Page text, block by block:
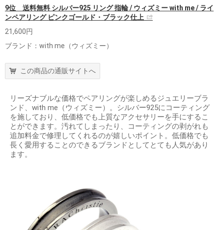
9位 送料無料 シルバー925 リング 指輪 / ウィズミー with me / ライ
ンペアリング ピンクゴールド・ブラック仕上
21,600円
ブランド：with me（ウィズミー）
この商品の通販サイトへ
リーズナブルな価格でペアリングが楽しめるジュエリーブラ
ンド、with me（ウィズミー）。シルバー925にコーティング
を施しており、低価格でも上質なアクセサリーを手にするこ
とができます。汚れてしまったり、コーティングの剥がれも
追加料金で修理してくれるのが嬉しいポイント。低価格でも
長く愛用することのできるブランドとしてとても人気があり
ます。